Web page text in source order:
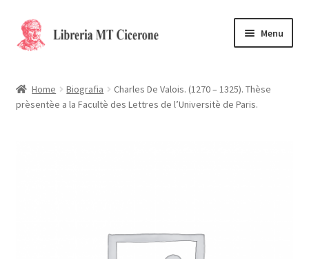
Vai
alla
Vai
al
Menu
Libri rari
Home Biografia
Charles De Valois. (1270 – 1325). Thèse
prèsentèe a la Facultè des Lettres de l’Universitè de Paris.